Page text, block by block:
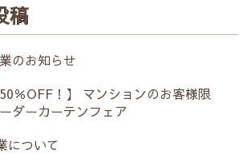
稿
のお知らせ
50％OFF！】 マンションのお客様限
ダーカーテンフェア
について